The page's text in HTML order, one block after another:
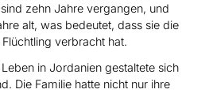
zehn Jahre vergangen, und
alt, was bedeutet, dass sie die
verbracht hat.
in Jordanien gestaltete sich
Die Familie hatte nicht nur ihre